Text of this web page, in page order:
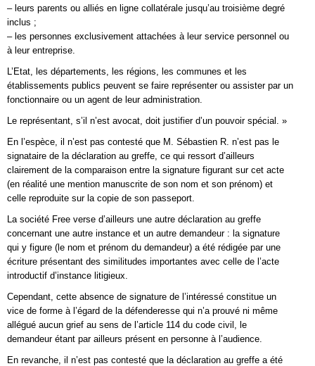
– leurs parents ou alliés en ligne collatérale jusqu’au troisième degré
inclus ;
– les personnes exclusivement attachées à leur service personnel ou
à leur entreprise.
L’Etat, les départements, les régions, les communes et les
établissements publics peuvent se faire représenter ou assister par un
fonctionnaire ou un agent de leur administration.
Le représentant, s’il n’est avocat, doit justifier d’un pouvoir spécial. »
En l’espèce, il n’est pas contesté que M. Sébastien R. n’est pas le
signataire de la déclaration au greffe, ce qui ressort d’ailleurs
clairement de la comparaison entre la signature figurant sur cet acte
(en réalité une mention manuscrite de son nom et son prénom) et
celle reproduite sur la copie de son passeport.
La société Free verse d’ailleurs une autre déclaration au greffe
concernant une autre instance et un autre demandeur : la signature
qui y figure (le nom et prénom du demandeur) a été rédigée par une
écriture présentant des similitudes importantes avec celle de l’acte
introductif d’instance litigieux.
Cependant, cette absence de signature de l’intéressé constitue un
vice de forme à l’égard de la défenderesse qui n’a prouvé ni même
allégué aucun grief au sens de l’article 114 du code civil, le
demandeur étant par ailleurs présent en personne à l’audience.
En revanche, il n’est pas contesté que la déclaration au greffe a été